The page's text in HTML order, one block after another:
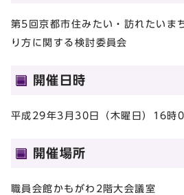
第5回京都市住みたい・訪れたいま
り方に関する検討委員会
開催日時
平成29年3月30日（木曜日）16時
開催場所
職員会館かもがわ2階大会議室